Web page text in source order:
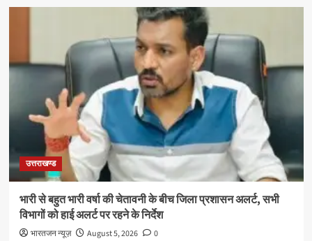
उत्तराखण्ड
भारी से बहुत भारी वर्षा की चेतावनी के बीच जिला प्रशासन अलर्ट, सभी
विभागों को हाई अलर्ट पर रहने के निर्देश
भारतजन न्यूज़ August 5, 2026 0